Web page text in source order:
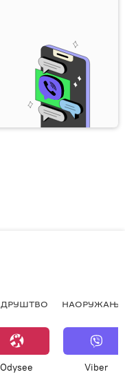
ДРУШТВО НАОРУЖАЊЕ
Odysee Viber